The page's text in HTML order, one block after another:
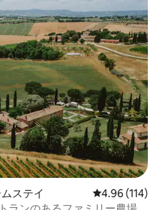
ステイ レビュー114
4.96 (114)